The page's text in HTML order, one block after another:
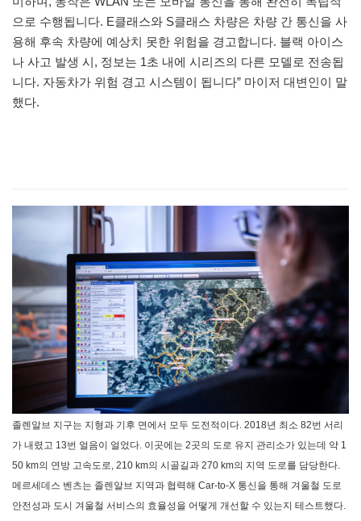
으로 수행됩니다. E클래스와 S클래스 차량은 차량 간 통신을 사
용해 후속 차량에 예상치 못한 위험을 경고합니다. 블랙 아이스
나 사고 발생 시, 정보는 1초 내에 시리즈의 다른 모델로 전송됩
니다. 자동차가 위험 경고 시스템이 됩니다” 마이저 대변인이 말
했다.
졸렌알브 지구는 지형과 기후 면에서 모두 도전적이다. 2018년 최소 82번 서리
가 내렸고 13번 얼음이 얼었다. 이곳에는 2곳의 도로 유지 관리소가 있는데 약 1
50 km의 연방 고속도로, 210 km의 시골길과 270 km의 지역 도로를 담당한다.
메르세데스 벤츠는 졸렌알브 지역과 협력해 Car-to-X 통신을 통해 겨울철 도로
안전성과 도시 겨울철 서비스의 효율성을 어떻게 개선할 수 있는지 테스트했다.